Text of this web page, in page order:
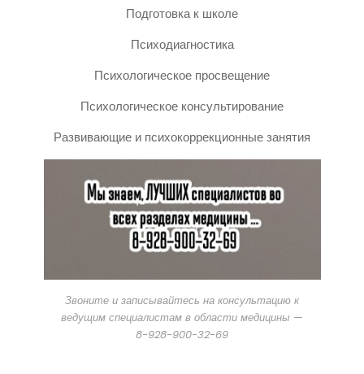
Подготовка к школе
Психодиагностика
Психологическое просвещение
Психологическое консультирование
Развивающие и психокоррекционные занятия
Звоните и записывайтесь на консультацию к
ведущим специалистам в области медицины —
8-928-900-32-69